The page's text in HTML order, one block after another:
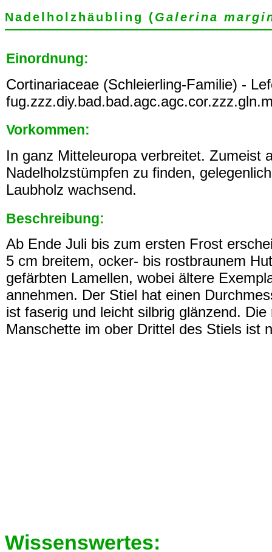
Nadelholzhäubling (Galerina
Einordnung:
Cortinariaceae (Schleierling-Familie) -
Vorkommen:
In ganz Mitteleuropa verbreitet. Zumeist
Nadelholzstümpfen zu finden,
Laubholz wachsend.
Beschreibung:
Ab Ende Juli bis zum ersten Frost
5 cm breitem, ocker- bis rostbraunem
gefärbten Lamellen, wobei ältere
annehmen. Der Stiel hat einen
ist faserig und leicht silbrig glänzend. Die
Manschette im ober Drittel des Stiels ist
Wissenswertes: